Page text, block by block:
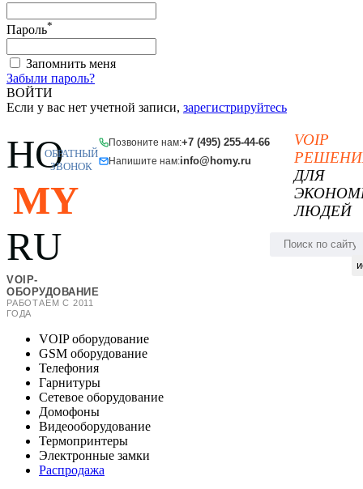
Пароль*
Запомнить меня
Забыли пароль?
ВОЙТИ
Если у вас нет учетной записи, зарегистрируйтесь
HO
MY
RU
VOIP-
ОБОРУДОВАНИЕ
РАБОТАЕМ С 2011
ГОДА
Позвоните нам:+7 (495) 255-44-66
Напишите нам:info@homy.ru
ОБРАТНЫЙ
ЗВОНОК
VOIP
ДЛЯ
ЛЮДЕЙ
VOIP оборудование
GSM оборудование
Телефония
Гарнитуры
Сетевое оборудование
Домофоны
Видеооборудование
Термопринтеры
Электронные замки
Распродажа